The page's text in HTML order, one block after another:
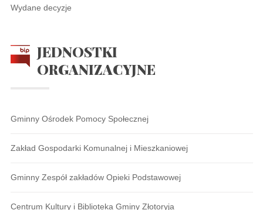
Wydane decyzje
JEDNOSTKI
ORGANIZACYJNE
Gminny Ośrodek Pomocy Społecznej
Zakład Gospodarki Komunalnej i Mieszkaniowej
Gminny Zespół zakładów Opieki Podstawowej
Centrum Kultury i Biblioteka Gminy Złotoryja